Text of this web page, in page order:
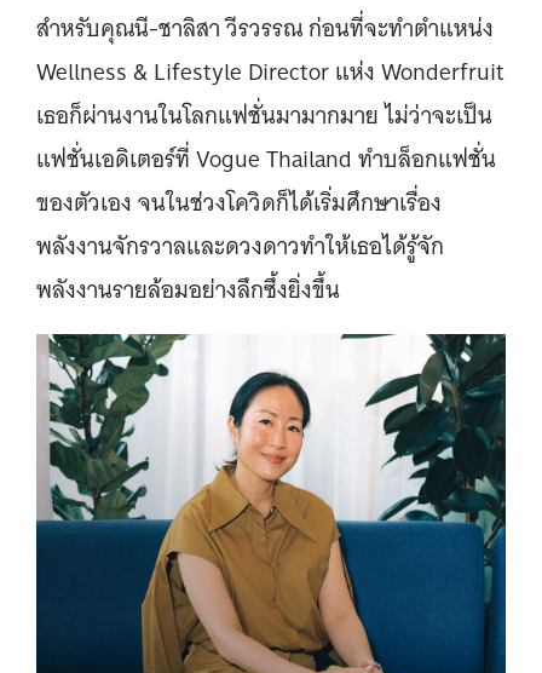
สำหรับคุณนี-ชาลิสา วีรวรรณ ก่อนที่จะทำตำแหน่ง
Wellness & Lifestyle Director แห่ง Wonderfruit
เธอก็ผ่านงานในโลกแฟชั่นมามากมาย ไม่ว่าจะเป็น
แฟชั่นเอดิเตอร์ที่ Vogue Thailand ทำบล็อกแฟชั่น
ของตัวเอง จนในช่วงโควิดก็ได้เริ่มศึกษาเรื่อง
พลังงานจักรวาลและดวงดาวทำให้เธอได้รู้จัก
พลังงานรายล้อมอย่างลึกซึ้งยิ่งขึ้น